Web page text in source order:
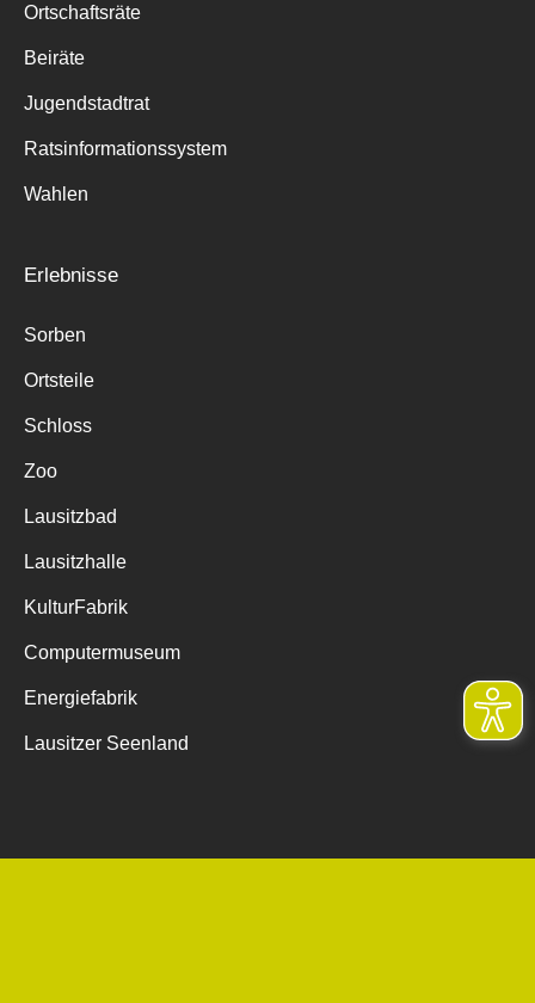
Ortschaftsräte
Beiräte
Jugendstadtrat
Ratsinformationssystem
Wahlen
Erlebnisse
Sorben
Ortsteile
Schloss
Zoo
Lausitzbad
Lausitzhalle
KulturFabrik
Computermuseum
Energiefabrik
Lausitzer Seenland